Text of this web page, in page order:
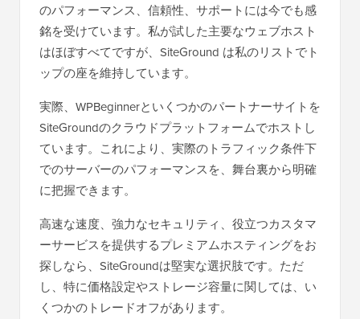
のパフォーマンス、信頼性、サポートには今でも感
銘を受けています。私が試した主要なウェブホスト
はほぼすべてですが、SiteGround は私のリストでト
ップの座を維持しています。
実際、WPBeginnerといくつかのパートナーサイトを
SiteGroundのクラウドプラットフォームでホストし
ています。これにより、実際のトラフィック条件下
でのサーバーのパフォーマンスを、舞台裏から明確
に把握できます。
高速な速度、強力なセキュリティ、役立つカスタマ
ーサービスを提供するプレミアムホスティングをお
探しなら、SiteGroundは堅実な選択肢です。ただ
し、特に価格設定やストレージ容量に関しては、い
くつかのトレードオフがあります。